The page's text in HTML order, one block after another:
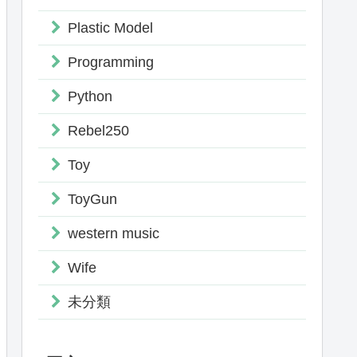
Plastic Model
Programming
Python
Rebel250
Toy
ToyGun
western music
Wife
未分類